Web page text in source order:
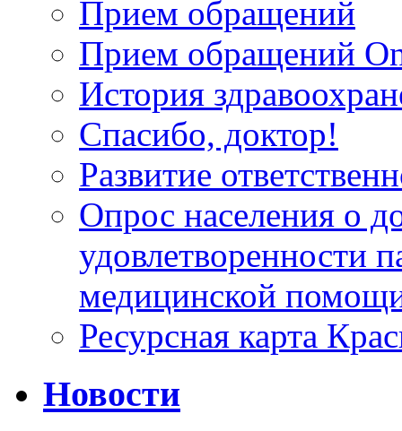
Прием обращений
Прием обращений
История
Спасибо, доктор!
Развитие
Опрос населения о
удовлетворенности
медицинской
Ресурсная карта
Новости